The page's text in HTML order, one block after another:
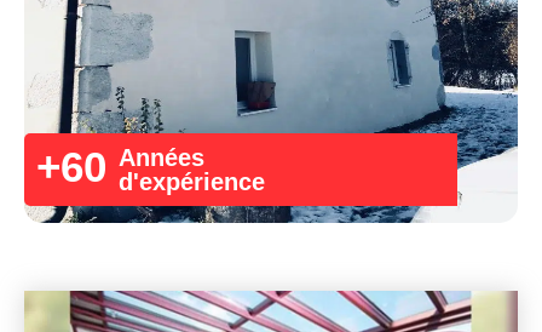
+60 Années
d'expérience